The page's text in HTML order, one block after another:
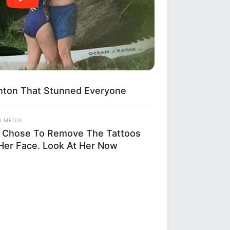
That Stunned Everyone
MEDIA
Chose To Remove The Tattoos
Face. Look At Her Now
Are Done With City Guys